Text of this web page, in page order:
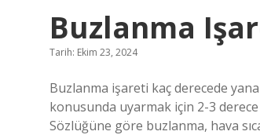
Buzlanma
Tarih: Ekim 23, 2024
Buzlanma işareti kaç derecede
konusunda uyarmak için 2-3
Sözlüğüne göre buzlanma, hava